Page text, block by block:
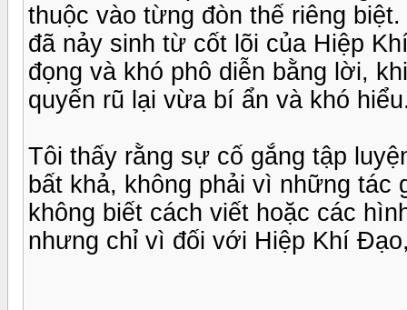
thuộc vào từng đòn thế riêng
đã nảy sinh từ cốt lõi của Hiệp
đọng và khó phô diễn bằng lời,
quyến rũ lại vừa bí ẩn và khó
Tôi thấy rằng sự cố gắng tập
bất khả, không phải vì những
không biết cách viết hoặc các
nhưng chỉ vì đối với Hiệp Khí